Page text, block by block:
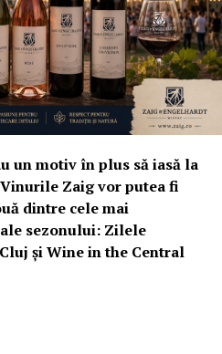
un motiv în plus să iasă la
Zaig vor putea fi
dintre cele mai
sezonului: Zilele
și Wine in the Central